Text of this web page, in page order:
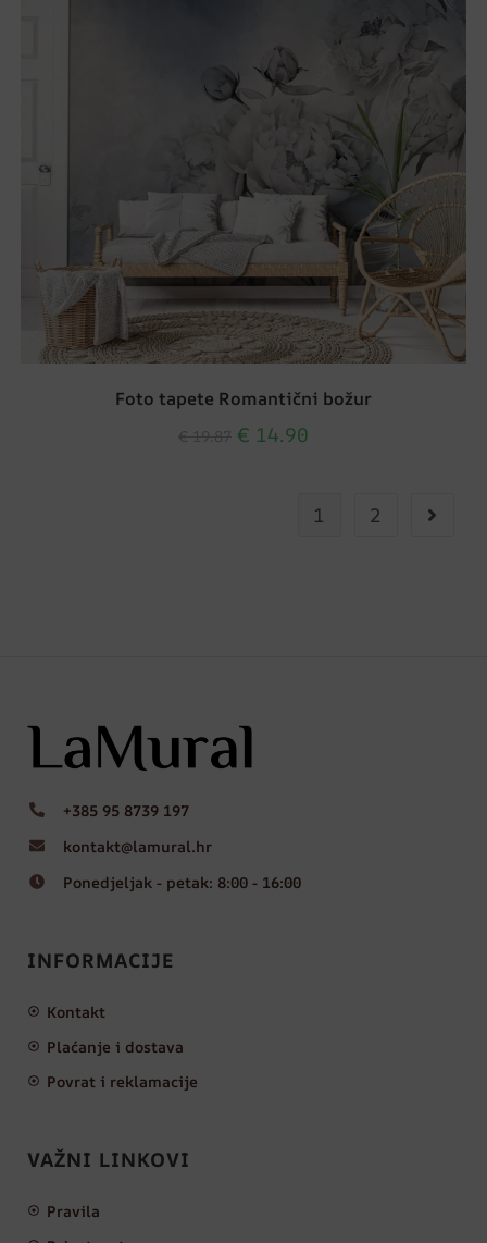
Foto tapete Romantični božur
€ 14.90
1 2
+385 95 8739 197
kontakt@lamural.hr
Ponedjeljak - petak: 8:00 - 16:00
INFORMACIJE
Kontakt
Plaćanje i dostava
Povrat i reklamacije
VAŽNI LINKOVI
Pravila